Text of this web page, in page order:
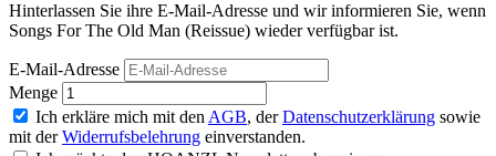
Hinterlassen Sie ihre E-Mail-Adresse und wir informieren Sie, wenn
Songs For The Old Man (Reissue) wieder verfügbar ist.
E-Mail-Adresse
Menge
Ich erkläre mich mit den AGB, derDatenschutzerklärung sowie
mit derWiderrufsbelehrung einverstanden.